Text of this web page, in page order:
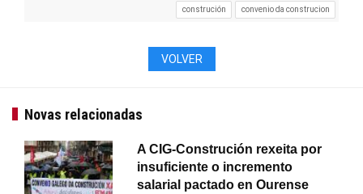
construción convenio da construcion
VOLVER
Novas relacionadas
A CIG-Construción rexeita por
insuficiente o incremento
salarial pactado en Ourense